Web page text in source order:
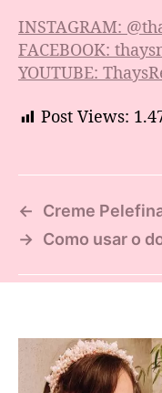
INSTAGRAM:
FACEBOOK:
YOUTUBE:
Post Views:
←
Creme
→
Como usar o